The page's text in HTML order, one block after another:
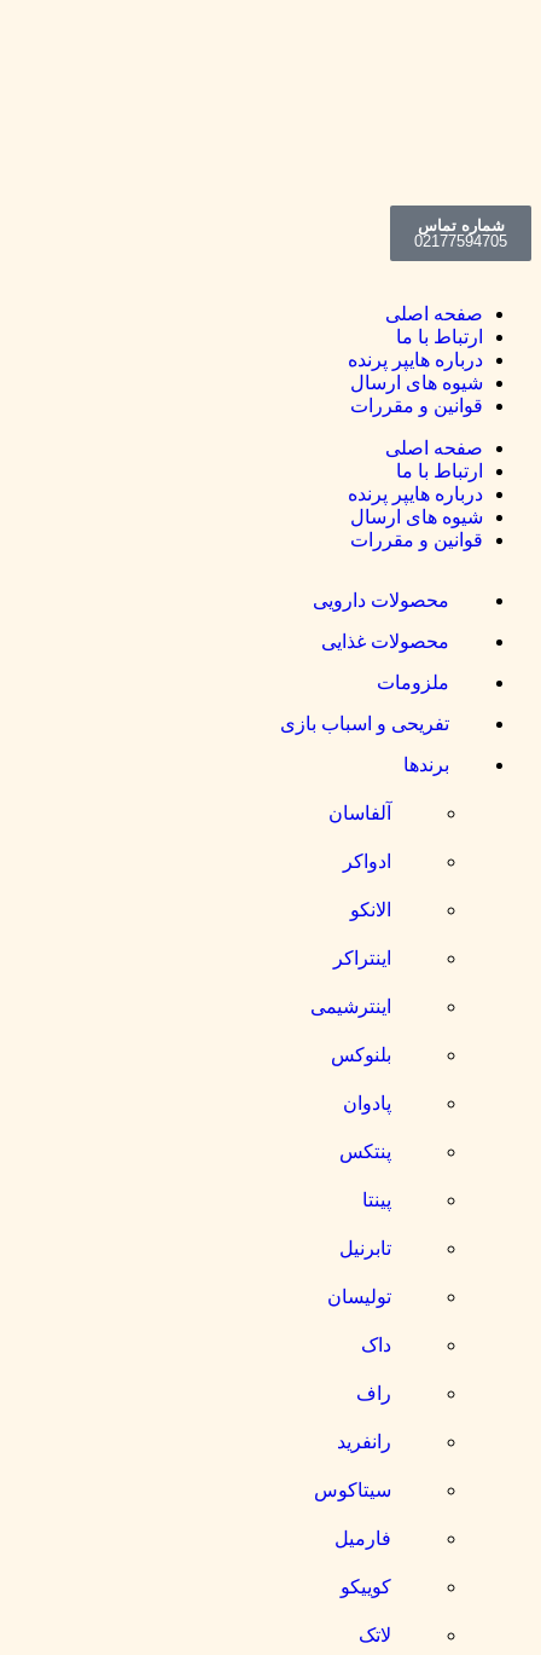
اصلی
با ما
هایپر پرنده
های ارسال
و مقررات
اصلی
با ما
هایپر پرنده
های ارسال
و مقررات
محصولات دارویی
محصولات غذایی
ملزومات
تفریحی و اسباب بازی
برندها
آلفاسان
ادواکر
الانکو
اینتراکر
اینترشیمی
بلنوکس
پادوان
پنتکس
تابرنیل
تولیسان
داک
راف
رانفرید
سیتاکوس
فارمیل
کوییکو
لاتک